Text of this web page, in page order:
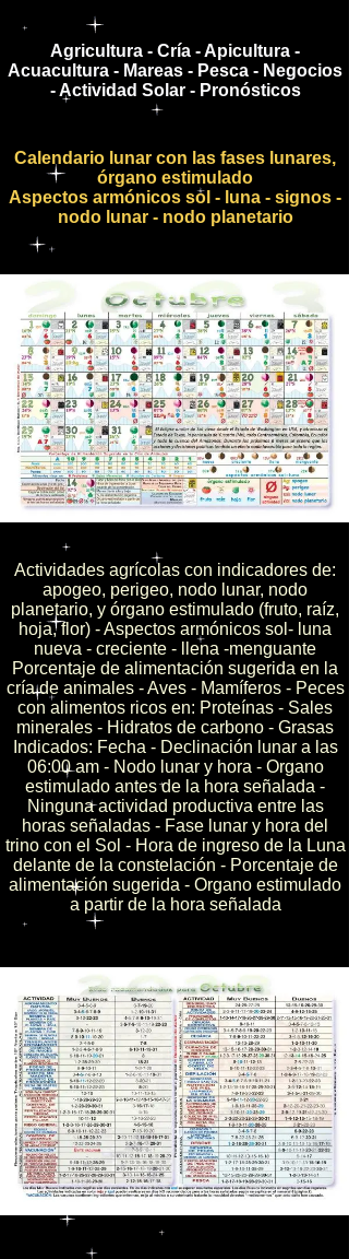
Calendario lunar con las fases lunares,
órgano estimulado
Aspectos armónicos sol - luna - signos -
nodo lunar - nodo planetario
Actividades agrícolas con indicadores de:
apogeo, perigeo, nodo lunar, nodo
planetario, y órgano estimulado (fruto, raíz,
hoja, flor) - Aspectos armónicos sol- luna
nueva - creciente - llena -menguante
Porcentaje de alimentación sugerida en la
cría de animales - Aves - Mamíferos - Peces
con alimentos ricos en: Proteínas - Sales
minerales - Hidratos de carbono - Grasas
Indicados: Fecha - Declinación lunar a las
06:00 am - Nodo lunar y hora - Organo
estimulado antes de la hora señalada -
Ninguna actividad productiva entre las
horas señaladas - Fase lunar y hora del
trino con el Sol - Hora de ingreso de la Luna
delante de la constelación - Porcentaje de
alimentación sugerida - Organo estimulado
a partir de la hora señalada
Días recomendados para Actividades
Agrícolas - Pecuarias y Apicultura
Agricultura - Cría - Apicultura -
Acuacultura - Mareas - Pesca - Negocios
- Actividad Solar - Pronósticos